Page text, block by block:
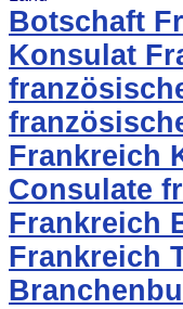
Botschaft
Konsulat
Frankreich
Consulate
Frankreich
Frankreich